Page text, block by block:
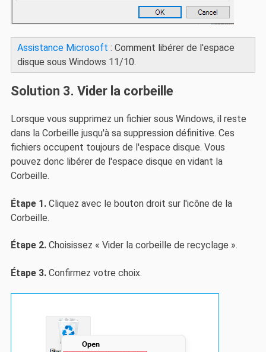
Assistance Microsoft : Comment libérer de l'espace
disque sous Windows 11/10.
Solution 3. Vider la corbeille
Lorsque vous supprimez un fichier sous Windows, il reste
dans la Corbeille jusqu'à sa suppression définitive. Ces
fichiers occupent toujours de l'espace disque. Vous
pouvez donc libérer de l'espace disque en vidant la
Corbeille.
Étape 1.Cliquez avec le bouton droit sur l'icône de la
Corbeille.
Étape 2.Choisissez « Vider la corbeille de recyclage ».
Étape 3.Confirmez votre choix.